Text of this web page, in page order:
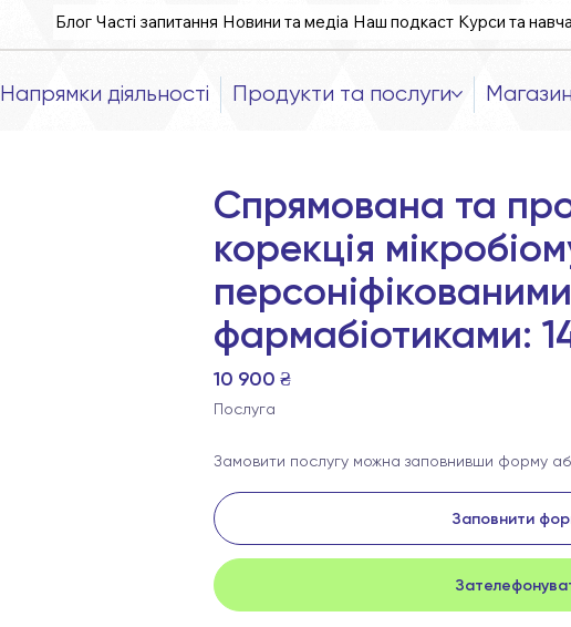
Блог Часті запитання Новини та медіа Наш подкаст Курси та
Напрямки діяльності Продукти та послуги
Спрямована та
корекція
персоніфікованими
фармабіотиками:
10 900 ₴
Послуга
Замовити послугу можна заповнивши форму
Заповнити